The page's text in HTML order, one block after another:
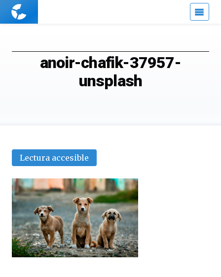
Cuaderno
anoir-chafik-37957-
unsplash
Lectura accesible